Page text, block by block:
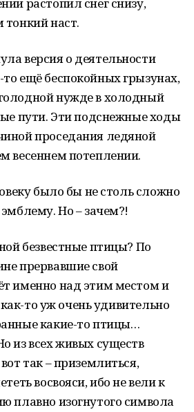
наст.
версия о деятельности
ещё беспокойных грызунах,
нужде в холодный
пути. Эти подснежные ходы
проседания ледяной
весеннем потеплении.
было бы не столь сложно
Но – зачем?!
безвестные птицы? По
прервавшие свой
именно над этим местом и
как-то уж очень удивительно
какие-то птицы…
из всех живых существ
так – приземлиться,
восвояси, ибо не вели к
плавно изогнутого символа